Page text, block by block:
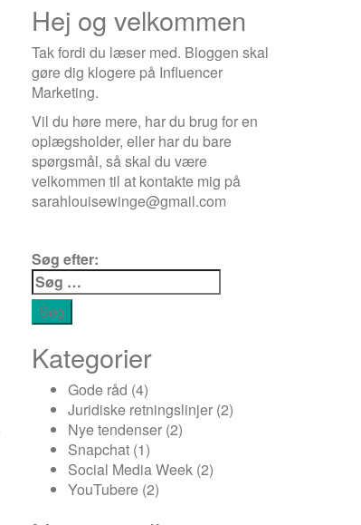
Hej og velkommen
Tak fordi du læser med. Bloggen skal
gøre dig klogere på Influencer
Marketing.
Vil du høre mere, har du brug for en
oplægsholder, eller har du bare
spørgsmål, så skal du være
velkommen til at kontakte mig på
sarahlouisewinge@gmail.com
Søg efter:
Kategorier
Gode råd (4)
Juridiske retningslinjer(2)
Nye tendenser(2)
Snapchat(1)
Social Media Week(2)
YouTubere(2)